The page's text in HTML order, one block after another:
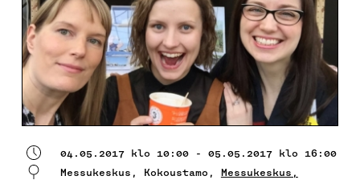
04.05.2017 klo 10:00 - 05.05.2017 klo 16:00
Messukeskus, Kokoustamo, Messukeskus,